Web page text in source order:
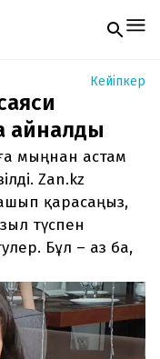
нөмір
Тек email
Кейіпкер
айналды
мыңнан астам
Zan.kz
қарасаңыз,
түспен
Бұл – аз ба,